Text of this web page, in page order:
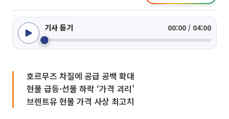
기사 듣기 00:00 / 04:00
호르무즈 차질에 공급 공백 확대
현물 급등·선물 하락 ‘가격 괴리’
브렌트유 현물 가격 사상 최고치